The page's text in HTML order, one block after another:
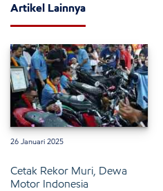
Artikel Lainnya
26 Januari 2025
Cetak Rekor Muri, Dewa
Motor Indonesia